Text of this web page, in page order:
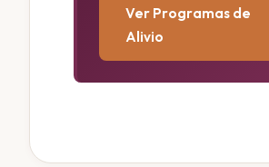
Ver Programas de
Alivio